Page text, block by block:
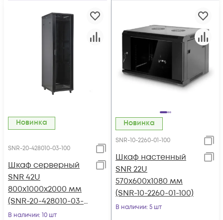
Новинка
SNR-20-428010-03-100
Шкаф серверный
SNR 42U
800x1000x2000 мм
(SNR-20-428010-03-
100)
В наличии: 10 шт
Новинка
SNR-10-2260-01-100
Шкаф настенный
SNR 22U
570x600x1080 мм
(SNR-10-2260-01-100)
В наличии: 5 шт